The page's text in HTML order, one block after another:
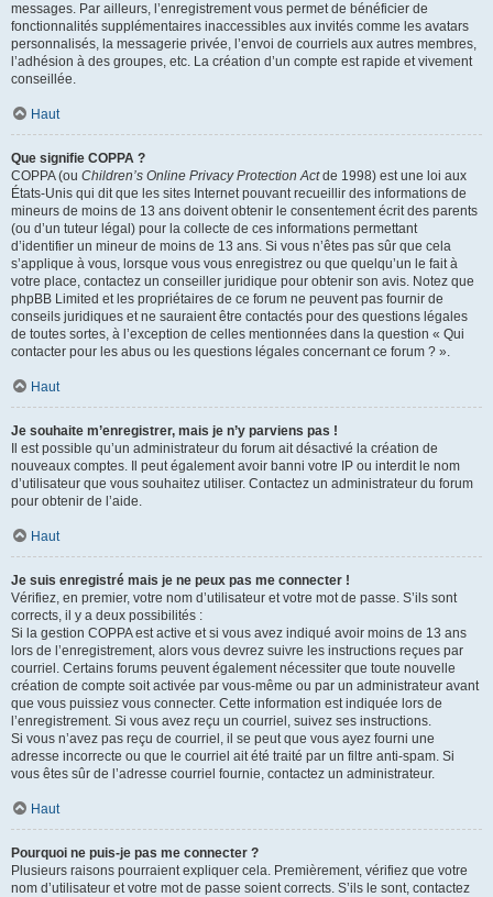
messages. Par ailleurs, l’enregistrement vous permet de bénéficier de
fonctionnalités supplémentaires inaccessibles aux invités comme les avatars
personnalisés, la messagerie privée, l’envoi de courriels aux autres membres,
l’adhésion à des groupes, etc. La création d’un compte est rapide et vivement
conseillée.
Haut
Que signifie COPPA ?
COPPA (ou Children’s Online Privacy Protection Actde 1998) est une loi aux
États-Unis qui dit que les sites Internet pouvant recueillir des informations de
mineurs de moins de 13 ans doivent obtenir le consentement écrit des parents
(ou d’un tuteur légal) pour la collecte de ces informations permettant
d’identifier un mineur de moins de 13 ans. Si vous n’êtes pas sûr que cela
s’applique à vous, lorsque vous vous enregistrez ou que quelqu’un le fait à
votre place, contactez un conseiller juridique pour obtenir son avis. Notez que
phpBB Limited et les propriétaires de ce forum ne peuvent pas fournir de
conseils juridiques et ne sauraient être contactés pour des questions légales
de toutes sortes, à l’exception de celles mentionnées dans la question « Qui
contacter pour les abus ou les questions légales concernant ce forum ? ».
Haut
Je souhaite m’enregistrer, mais je n’y parviens pas !
Il est possible qu’un administrateur du forum ait désactivé la création de
nouveaux comptes. Il peut également avoir banni votre IP ou interdit le nom
d’utilisateur que vous souhaitez utiliser. Contactez un administrateur du forum
pour obtenir de l’aide.
Haut
Je suis enregistré mais je ne peux pas me connecter !
Vérifiez, en premier, votre nom d’utilisateur et votre mot de passe. S’ils sont
corrects, il y a deux possibilités :
Si la gestion COPPA est active et si vous avez indiqué avoir moins de 13 ans
lors de l’enregistrement, alors vous devrez suivre les instructions reçues par
courriel. Certains forums peuvent également nécessiter que toute nouvelle
création de compte soit activée par vous-même ou par un administrateur avant
que vous puissiez vous connecter. Cette information est indiquée lors de
l’enregistrement. Si vous avez reçu un courriel, suivez ses instructions.
Si vous n’avez pas reçu de courriel, il se peut que vous ayez fourni une
adresse incorrecte ou que le courriel ait été traité par un filtre anti-spam. Si
vous êtes sûr de l’adresse courriel fournie, contactez un administrateur.
Haut
Pourquoi ne puis-je pas me connecter ?
Plusieurs raisons pourraient expliquer cela. Premièrement, vérifiez que votre
nom d’utilisateur et votre mot de passe soient corrects. S’ils le sont, contactez